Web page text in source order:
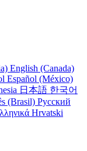
English (Canada)
Español (México)
日本語 한국어
(Brasil) Русский
Hrvatski